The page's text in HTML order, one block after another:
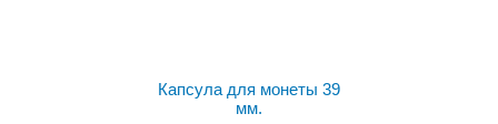
Капсула для монеты 39
мм.